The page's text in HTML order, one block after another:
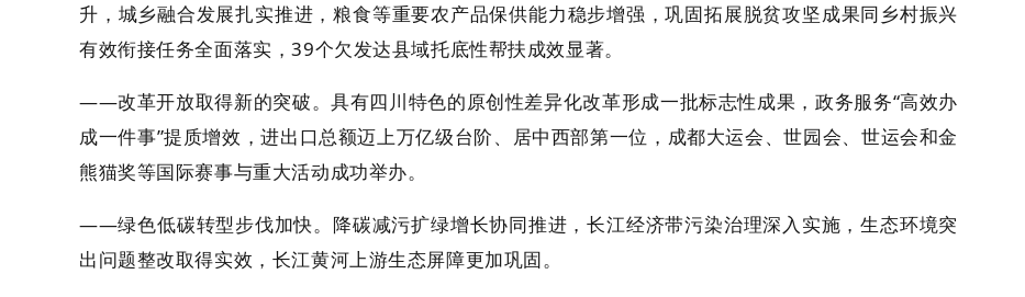
升，城乡融合发展扎实推进，粮食等重要农产品保供能力稳步增强，巩固拓展脱贫攻坚成果同乡村振兴
有效衔接任务全面落实，39个欠发达县域托底性帮扶成效显著。
——改革开放取得新的突破。具有四川特色的原创性差异化改革形成一批标志性成果，政务服务“高效办
成一件事”提质增效，进出口总额迈上万亿级台阶、居中西部第一位，成都大运会、世园会、世运会和金
熊猫奖等国际赛事与重大活动成功举办。
——绿色低碳转型步伐加快。降碳减污扩绿增长协同推进，长江经济带污染治理深入实施，生态环境突
出问题整改取得实效，长江黄河上游生态屏障更加巩固。